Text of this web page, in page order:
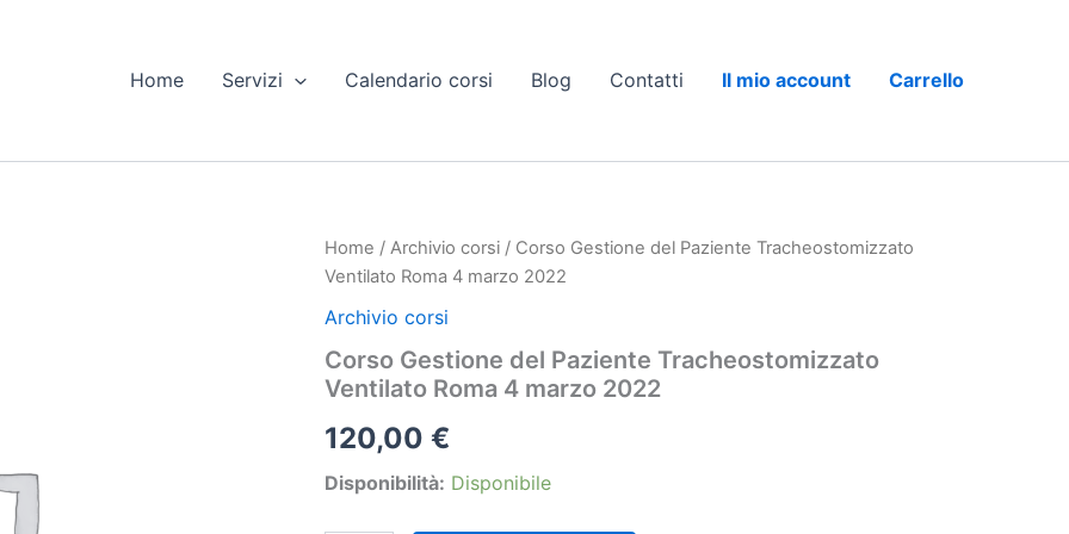
Home Servizi Calendario corsi Blog Contatti Il mio account Carrello
Home / Archivio corsi / Corso Gestione del Paziente Tracheostomizzato
Ventilato Roma 4 marzo 2022
Archivio corsi
Corso Gestione del Paziente Tracheostomizzato
Ventilato Roma 4 marzo 2022
120,00 €
Disponibilità: Disponibile